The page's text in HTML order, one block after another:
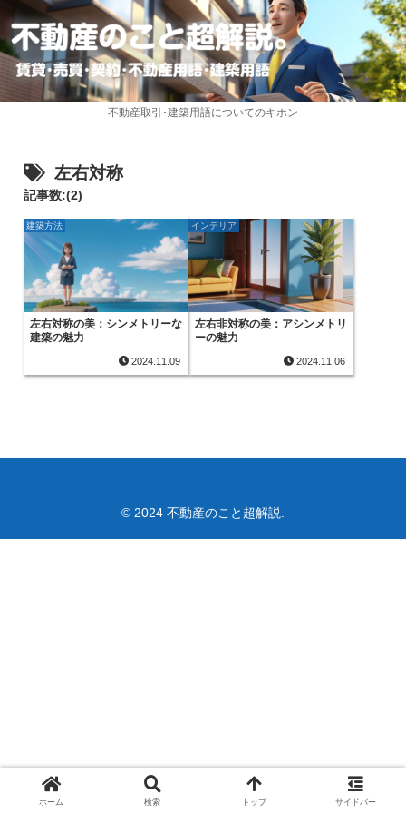
不動産取引･建築用語についてのキホン
左右対称
記事数:(2)
建築方法
左右対称の美：シンメトリーな
建築の魅力
2024.11.09
インテリア
左右非対称の美：アシンメトリ
ーの魅力
2024.11.06
© 2024 不動産のこと超解説.
ホーム 検索 トップ サイドバー